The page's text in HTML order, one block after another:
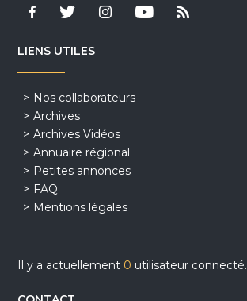
LIENS UTILES
Nos collaborateurs
Archives
Archives Vidéos
Annuaire régional
Petites annonces
FAQ
Mentions légales
Il y a actuellement 0 utilisateur connecté.